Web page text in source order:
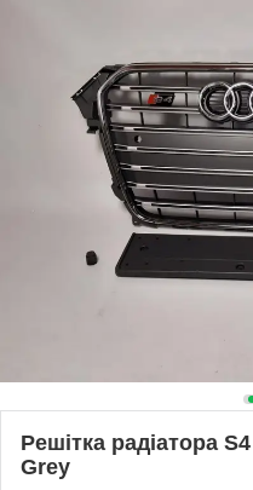
Решітка радіатора
Grey